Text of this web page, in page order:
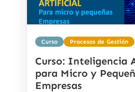
Curso Procesos de Gestión
Curso: Inteligencia
para Micro y
Empresas